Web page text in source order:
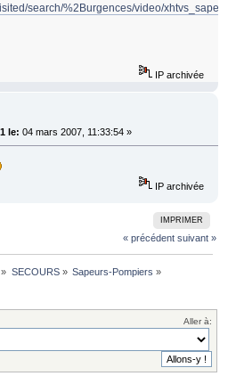
search/%2Burgences/video/
IP archivée
le: 04 mars 2007, 11:33:54 »
IP archivée
IMPRIMER
« précédent suivant »
» SECOURS» Sapeurs-Pompiers »
Aller à: